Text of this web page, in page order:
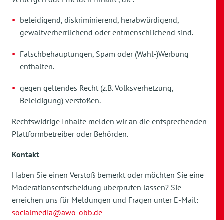
beleidigend, diskriminierend, herabwürdigend,
gewaltverherrlichend oder entmenschlichend sind.
Falschbehauptungen, Spam oder (Wahl-)Werbung
enthalten.
gegen geltendes Recht (z.B. Volksverhetzung,
Beleidigung) verstoßen.
Rechtswidrige Inhalte melden wir an die entsprechenden
Plattformbetreiber oder Behörden.
Kontakt
Haben Sie einen Verstoß bemerkt oder möchten Sie eine
Moderationsentscheidung überprüfen lassen? Sie
erreichen uns für Meldungen und Fragen unter E-Mail:
socialmedia@awo-obb.de